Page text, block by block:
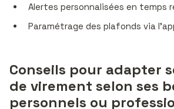
Alertes personnalisées en temps
Paramétrage des plafonds via
Conseils pour adapter
de virement selon ses
personnels ou